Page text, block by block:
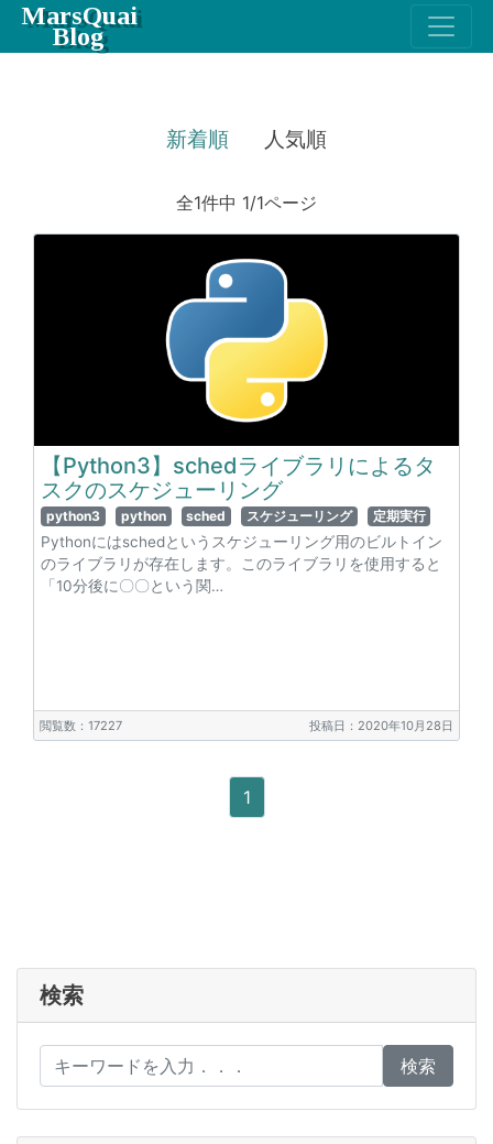
MarsQuai
Blog
新着順 人気順
全1件中 1/1ページ
【Python3】schedライブラリによるタ
スクのスケジューリング
python3 python sched スケジューリング 定期実行
Pythonにはschedというスケジューリング用のビルトイン
のライブラリが存在します。このライブラリを使用すると
「10分後に〇〇という関…
閲覧数：17227 投稿日：2020年10月28日
1
検索
検索